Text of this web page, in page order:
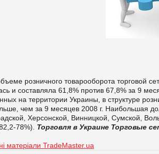
розничного товарооборота торговой
и составляла 61,8% против 67,8% за 9
на территории Украины, в структуре
чем за 9 месяцев 2008 г. Наибольшая
Херсонской, Винницкой, Сумской,
78%). Торговля в Украине Торговые
матеріали TradeMaster.ua